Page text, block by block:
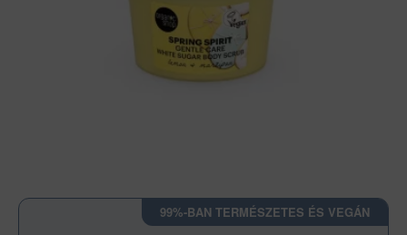
99%-BAN TERMÉSZETES ÉS VEGÁN